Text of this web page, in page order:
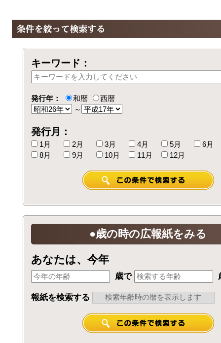
キーワード：
発行年： 和暦
西暦
～
発行月：
1月 2月 3月 4月 5月
6月
8月
9月 10月 11月 12月
●歳の時の広報紙をみる
あなたは、今年
歳で
報紙を検索する